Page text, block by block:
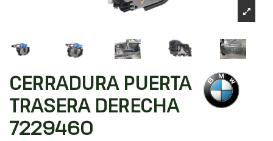
CERRADURA PUERTA
TRASERA DERECHA
7229460